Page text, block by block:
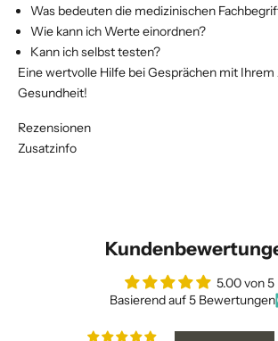
Was bedeuten die medizinischen
Wie kann ich Werte einordnen?
Kann ich selbst testen?
Eine wertvolle Hilfe bei Gesprächen mit
Gesundheit!
Rezensionen
Zusatzinfo
5.00 von 5
Basierend auf 5 Bewertungen